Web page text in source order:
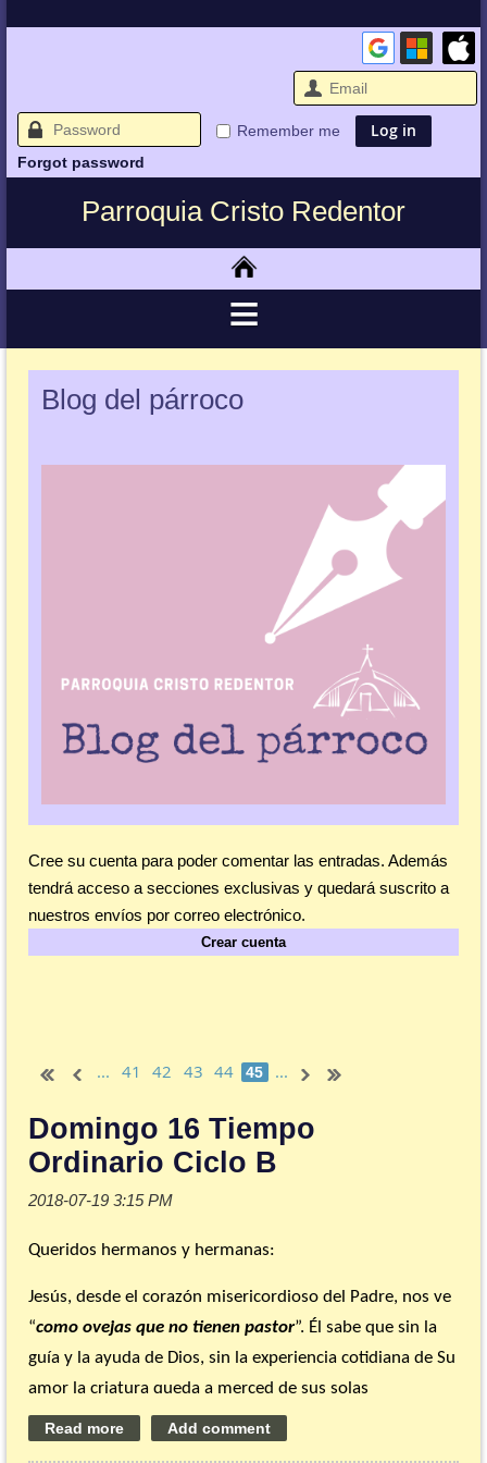
Remember me
Forgot password
Parroquia Cristo Redentor
Blog del párroco
Cree su cuenta para poder comentar las entradas. Además
tendrá acceso a secciones exclusivas y quedará suscrito a
nuestros envíos por correo electrónico.
Crear cuenta
... 41 42 43 44 45 ...
Domingo 16 Tiempo
Ordinario Ciclo B
Queridos hermanos y hermanas:
Jesús, desde el corazón misericordioso del Padre, nos ve
“como ovejas que no tienen pastor”. Él sabe que sin la
guía y la ayuda de Dios, sin la experiencia cotidiana de Su
amor la criatura queda a merced de sus solas
capacidades y fuerzas y, por tanto, víctima del mal. ¿En